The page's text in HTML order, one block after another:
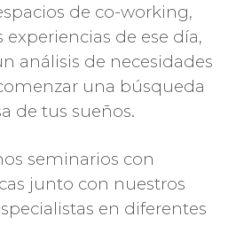
de co-working,
experiencias de ese día,
análisis de necesidades
una búsqueda
de tus sueños.
seminarios con
junto con nuestros
en diferentes